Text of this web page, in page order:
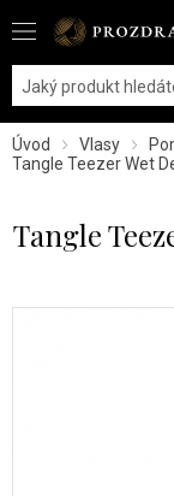
Úvod Vlasy
Tangle Teezer Wet
Tangle